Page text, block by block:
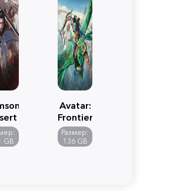
GB
Avatar:
Frontiers
of
Pandora
Размер:
136 GB